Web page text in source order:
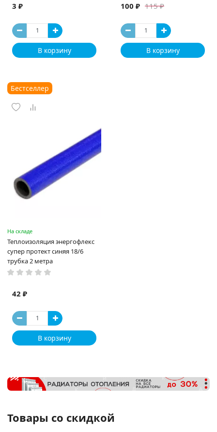
3 ₽
В корзину
115 ₽
100 ₽
В корзину
Бестселлер
На складе
Теплоизоляция энергофлекс
супер протект синяя 18/6
трубка 2 метра
42 ₽
В корзину
Товары со скидкой